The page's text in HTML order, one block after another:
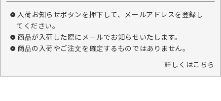
入荷お知らせボタンを押下して、メールアドレスを登録し
てください。
商品が入荷した際にメールでお知らせいたします。
商品の入荷やご注文を確定するものではありません。
詳しくはこちら